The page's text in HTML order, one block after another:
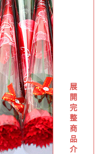
展
開
完
整
商
品
介